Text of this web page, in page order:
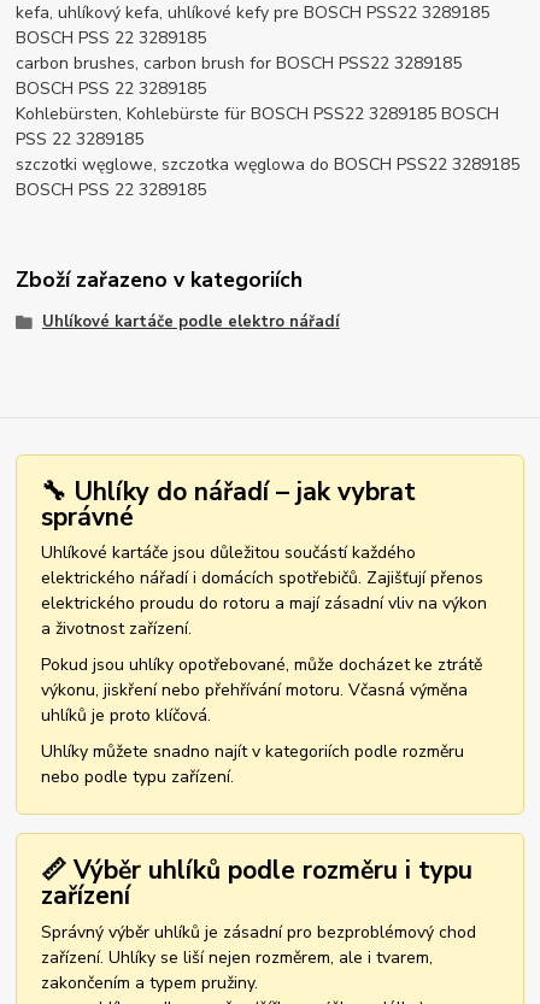
kefa, uhlíkový kefa, uhlíkové kefy pre BOSCH PSS22 3289185
BOSCH PSS 22 3289185
carbon brushes, carbon brush for BOSCH PSS22 3289185
BOSCH PSS 22 3289185
Kohlebürsten, Kohlebürste für BOSCH PSS22 3289185 BOSCH
PSS 22 3289185
szczotki węglowe, szczotka węglowa do BOSCH PSS22 3289185
BOSCH PSS 22 3289185
Zboží zařazeno v kategoriích
Uhlíkové kartáče podle elektro nářadí
🔧 Uhlíky do nářadí – jak vybrat
správné
Uhlíkové kartáče jsou důležitou součástí každého
elektrického nářadí i domácích spotřebičů. Zajišťují přenos
elektrického proudu do rotoru a mají zásadní vliv na výkon
a životnost zařízení.
Pokud jsou uhlíky opotřebované, může docházet ke ztrátě
výkonu, jiskření nebo přehřívání motoru. Včasná výměna
uhlíků je proto klíčová.
Uhlíky můžete snadno najít v kategoriích podle rozměru
nebo podle typu zařízení.
📏 Výběr uhlíků podle rozměru i typu
zařízení
Správný výběr uhlíků je zásadní pro bezproblémový chod
zařízení. Uhlíky se liší nejen rozměrem, ale i tvarem,
zakončením a typem pružiny.